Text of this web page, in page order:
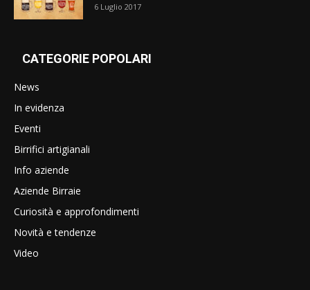
6 Luglio 2017
CATEGORIE POPOLARI
News
In evidenza
Eventi
Birrifici artigianali
Info aziende
Aziende Birraie
Curiosità e approfondimenti
Novità e tendenze
Video